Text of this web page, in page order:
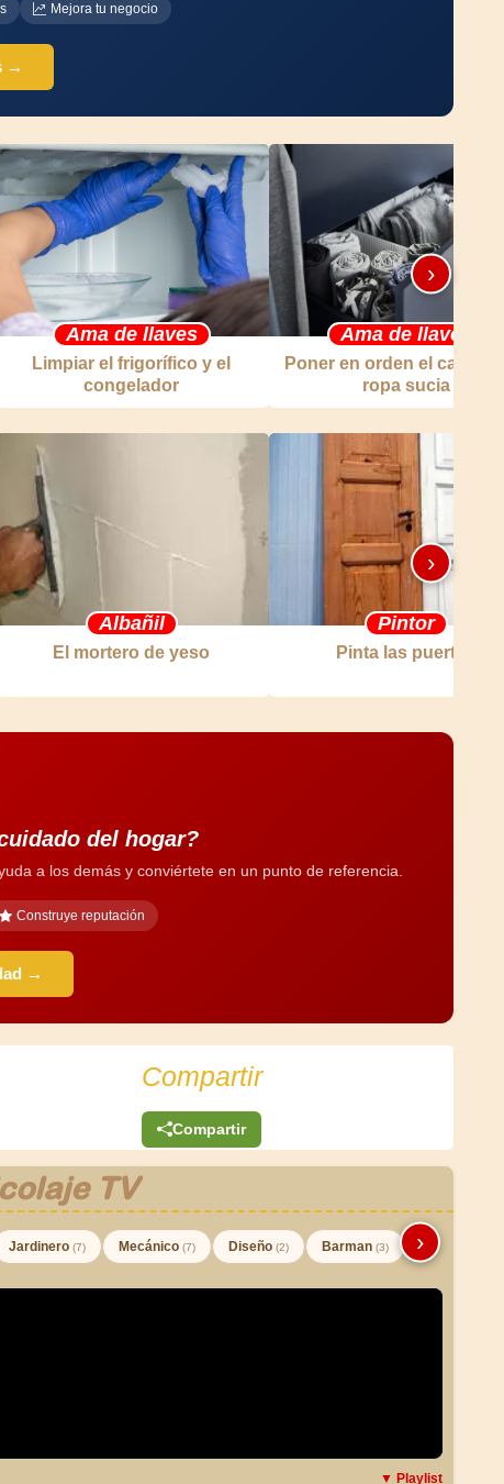
Mejora tu negocio
→
Ama de llaves
Limpiar el frigorífico y el
congelador
Ama de llaves
Poner en orden el cajón
ropa sucia
›
Albañil
El mortero de yeso
Pintor
Pinta las puertas
›
del hogar?
a los demás y conviértete en un punto de referencia.
Construye reputación
→
Compartir
Compartir
TV
Jardinero (7) Mecánico (7) Diseño (2) Barman (3) ›
▼ Playlist